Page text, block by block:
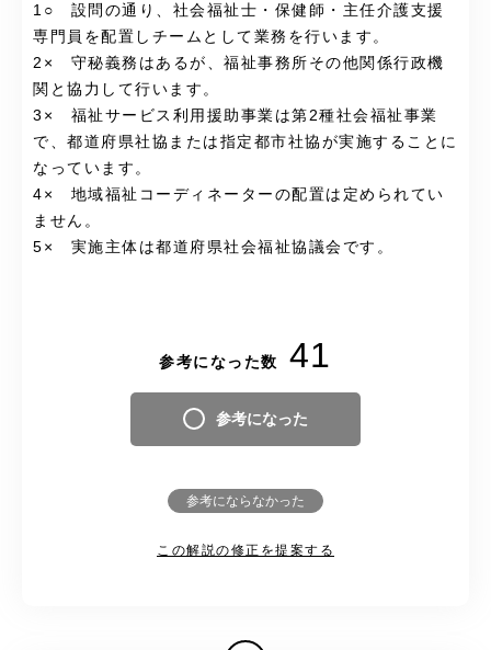
1○ 設問の通り、社会福祉士・保健師・主任介護支援
専門員を配置しチームとして業務を行います。
2× 守秘義務はあるが、福祉事務所その他関係行政機
関と協力して行います。
3× 福祉サービス利用援助事業は第2種社会福祉事業
で、都道府県社協または指定都市社協が実施することに
なっています。
4× 地域福祉コーディネーターの配置は定められてい
ません。
5× 実施主体は都道府県社会福祉協議会です。
参考になった数 41
参考になった
参考にならなかった
この解説の修正を提案する